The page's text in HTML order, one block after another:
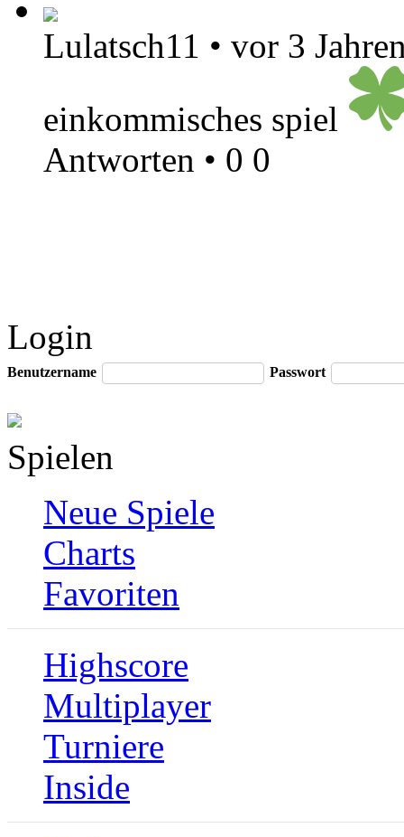
Lulatsch11 • vor 3
einkommisches spiel
Antworten • 0 0
Login
Benutzername Passwort
Spielen
Neue Spiele
Charts
Favoriten
Highscore
Multiplayer
Turniere
Inside